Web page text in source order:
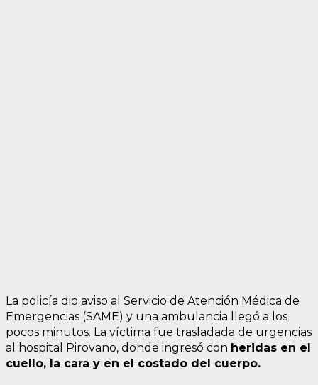
La policía dio aviso al Servicio de Atención Médica de
Emergencias (SAME) y una ambulancia llegó a los
pocos minutos. La víctima fue trasladada de urgencias
al hospital Pirovano, donde ingresó con heridas en el
cuello, la cara y en el costado del cuerpo.